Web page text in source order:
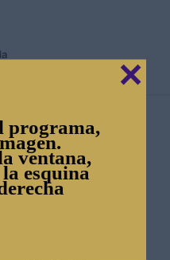
✕
programa,
ventana,
esquina